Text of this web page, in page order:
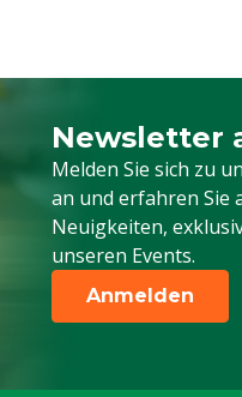
Newsletter
Melden Sie sich zu
an und erfahren Sie
Neuigkeiten,
unseren Events.
Melden Sie sich
Anmelden